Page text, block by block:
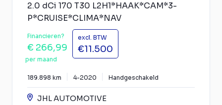
2.0 dCi 170 T30 L2H1*HAAK*CAM*3-
P*CRUISE*CLIMA*NAV
Financieren?
€ 266,99
per maand
excl. BTW
€11.500
189.898 km 4-2020 Handgeschakeld
JHL AUTOMOTIVE